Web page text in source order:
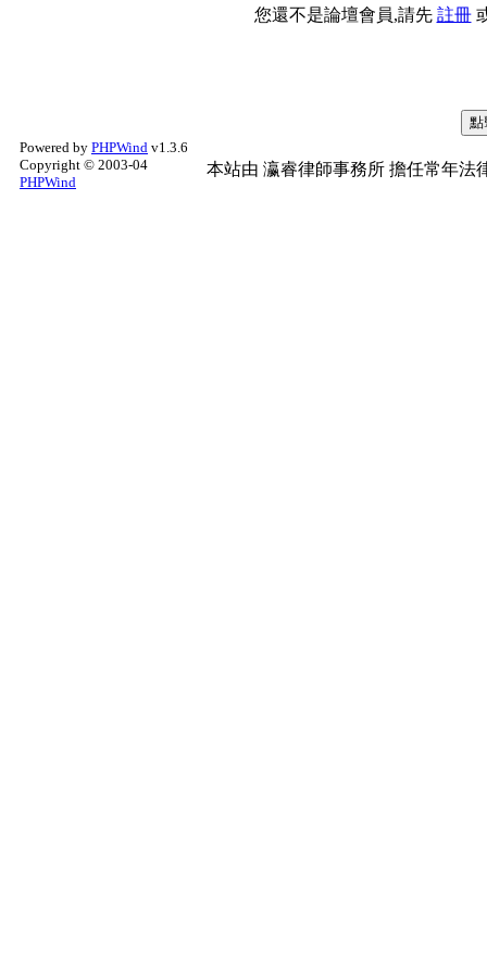
您還不是論壇會員,請先 註冊
Powered by PHPWind v1.3.6
Copyright © 2003-04
PHPWind
本站由 瀛睿律師事務所 擔任常年法